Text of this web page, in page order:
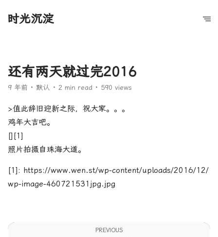
时光沉淀
还有两天就过完2016
9 年前 默认 2 min read 590 views
>值此辞旧迎新之际，祝大家。。。
鸡年大吉吧。
[][1]
照片拍摄自珠海大道。
[1]: https://www.wen.st/wp-content/uploads/2016/12/
wp-image-460721531jpg.jpg
PREVIOUS